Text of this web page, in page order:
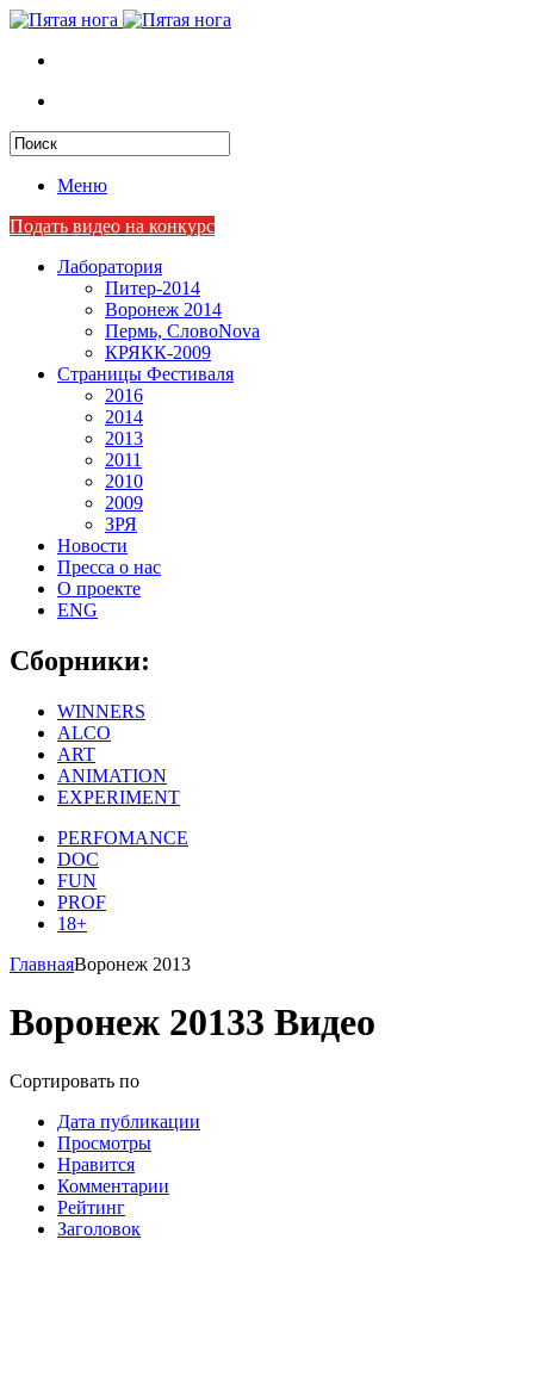
Меню
Подать видео на конкурс
Лаборатория
Питер-2014
Воронеж 2014
Пермь, СловоNova
КРЯКК-2009
Страницы Фестиваля
2016
2014
2013
2011
2010
2009
ЗРЯ
Новости
Пресса о нас
О проекте
ENG
Сборники:
WINNERS
ALCO
ART
ANIMATION
EXPERIMENT
PERFOMANCE
DOC
FUN
PROF
18+
ГлавнаяВоронеж 2013
Воронеж 20133 Видео
Сортировать по
Дата публикации
Просмотры
Нравится
Комментарии
Рейтинг
Заголовок